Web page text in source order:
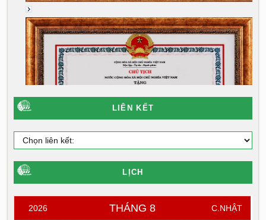
LIÊN KẾT
LỊCH
2026 THÁNG 8 C.NHẬT